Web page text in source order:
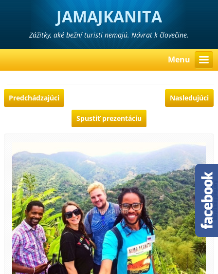
JAMAJKANITA
Zážitky, aké bežní turisti nemajú. Návrat k človečine.
Menu
Predchádzajúci Nasledujúci
Spustiť prezentáciu